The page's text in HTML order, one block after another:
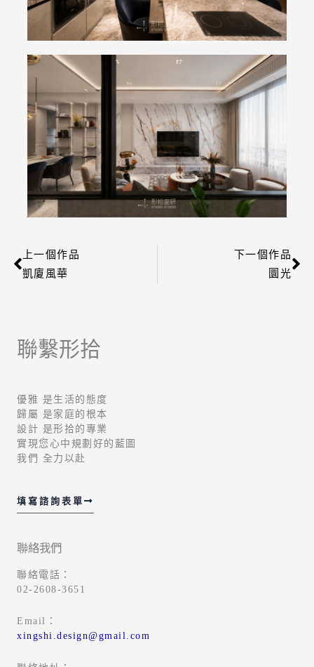
上一頁
上一個作品
凱廈風華
下一個作品
圜光
下
聯繫形拾
優雅 是生活的態度
歸屬 是家庭的根本
設計 是形拾的專業
實現您心中規劃好的藍圖
我們 全力以赴
填寫諮詢表單
聯絡我們
聯絡電話：
02-2608-3651
Email：
xingshi.design@gmail.com